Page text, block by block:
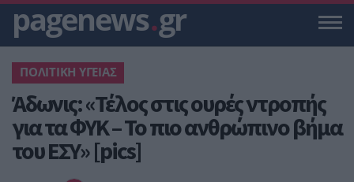
pagenews.gr
ΠΟΛΙΤΙΚΗ ΥΓΕΙΑΣ
Άδωνις: «Τέλος στις ουρές ντροπής
για τα ΦΥΚ – Το πιο ανθρώπινο βήμα
του ΕΣΥ» [pics]